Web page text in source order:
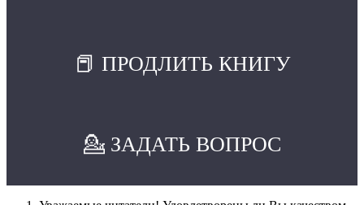
📕 ПРОДЛИТЬ КНИГУ
💁 ЗАДАТЬ ВОПРОС